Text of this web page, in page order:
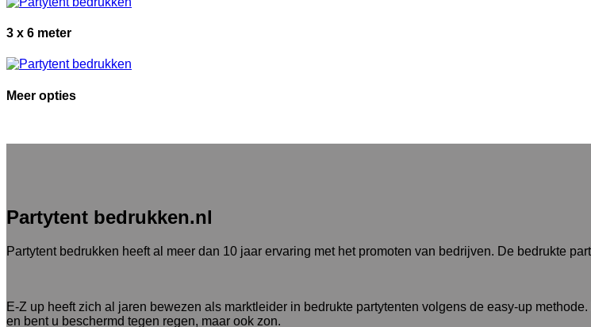
3 x 6 meter
Meer opties
Partytent bedrukken.nl
Partytent bedrukken heeft al meer dan 10 jaar ervaring met het promoten van bedrijven. De bedrukte
E-Z up heeft zich al jaren bewezen als marktleider in bedrukte partytenten volgens de easy-up
en bent u beschermd tegen regen, maar ook zon.